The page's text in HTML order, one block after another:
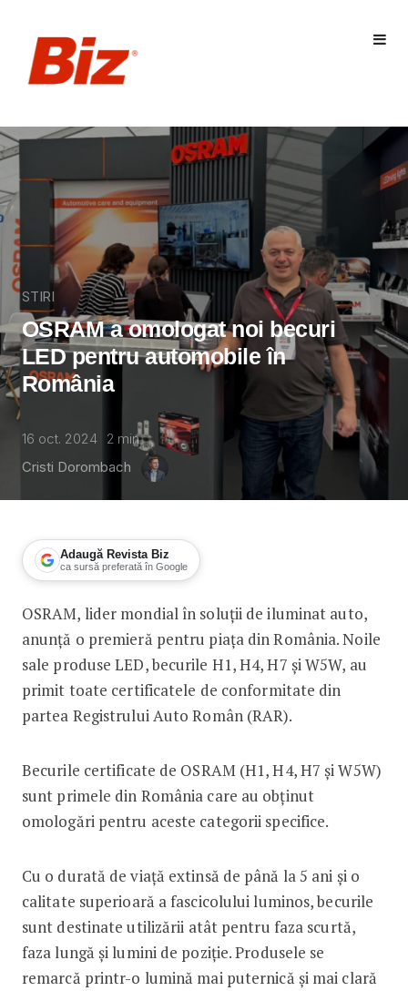
STIRI
OSRAM a omologat noi becuri
LED pentru automobile în
România
16 oct. 2024 2 min
Cristi Dorombach
Adaugă Revista Biz
ca sursă preferată în Google
OSRAM a omologat noi becuri LED
OSRAM, lider mondial în soluții de iluminat auto,
anunță o premieră pentru piața din România. Noile
sale produse LED, becurile H1, H4, H7 și W5W, au
primit toate certificatele de conformitate din
partea Registrului Auto Român (RAR).
Becurile certificate de OSRAM (H1, H4, H7 și W5W)
sunt primele din România care au obținut
omologări pentru aceste categorii specifice.
Cu o durată de viață extinsă de până la 5 ani și o
calitate superioară a fascicolului luminos, becurile
sunt destinate utilizării atât pentru faza scurtă,
faza lungă și lumini de poziție. Produsele se
remarcă printr-o lumină mai puternică și mai clară